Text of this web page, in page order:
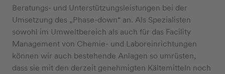
Beratungs- und Unterstützungsleistungen bei der
Umsetzung des „Phase-down“ an. Als Spezialisten
sowohl im Umweltbereich als auch für das Facility
Management von Chemie- und Laboreinrichtungen
können wir auch bestehende Anlagen so umrüsten,
dass sie mit den derzeit genehmigten Kältemitteln noch